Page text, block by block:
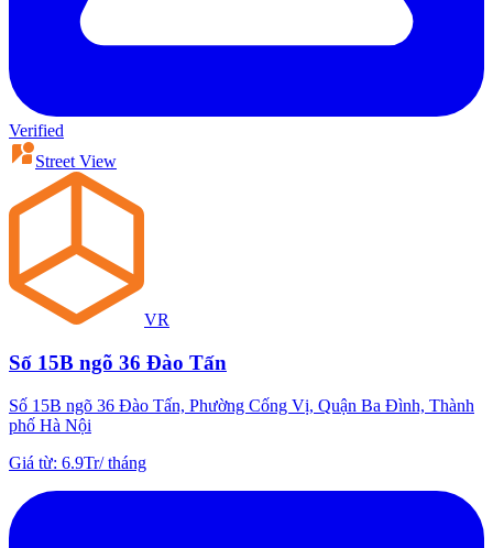
Verified
Street View
VR
Số 15B ngõ 36 Đào Tấn
Số 15B ngõ 36 Đào Tấn, Phường Cống Vị, Quận Ba Đình, Thành
phố Hà Nội
Giá từ: 6.9Tr/tháng